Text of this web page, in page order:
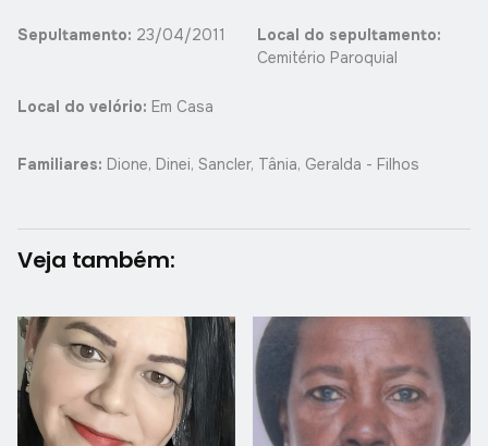
Sepultamento: 23/04/2011
Local do sepultamento:
Cemitério Paroquial
Local do velório: Em Casa
Familiares: Dione, Dinei, Sancler, Tânia, Geralda - Filhos
Veja também: